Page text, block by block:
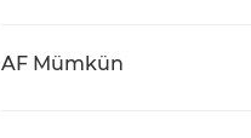
AF Mümkün